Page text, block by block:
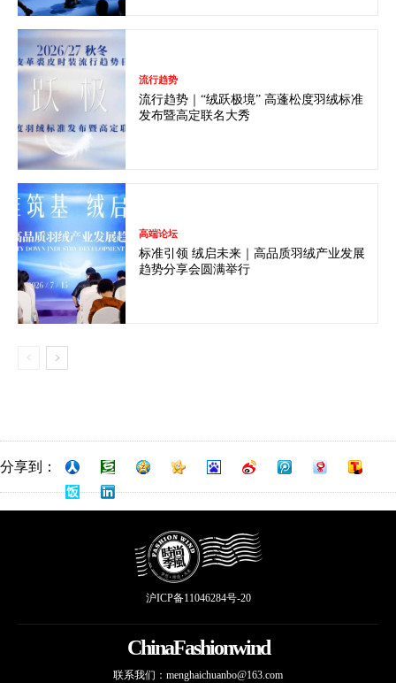
流行趋势
流行趋势｜“绒跃极境” 高蓬松度羽绒标准
发布暨高定联名大秀
高端论坛
标准引领 绒启未来｜高品质羽绒产业发展
趋势分享会圆满举行
分享到：
沪ICP备11046284号-20
ChinaFashionwind
联系我们： menghaichuanbo@163.com